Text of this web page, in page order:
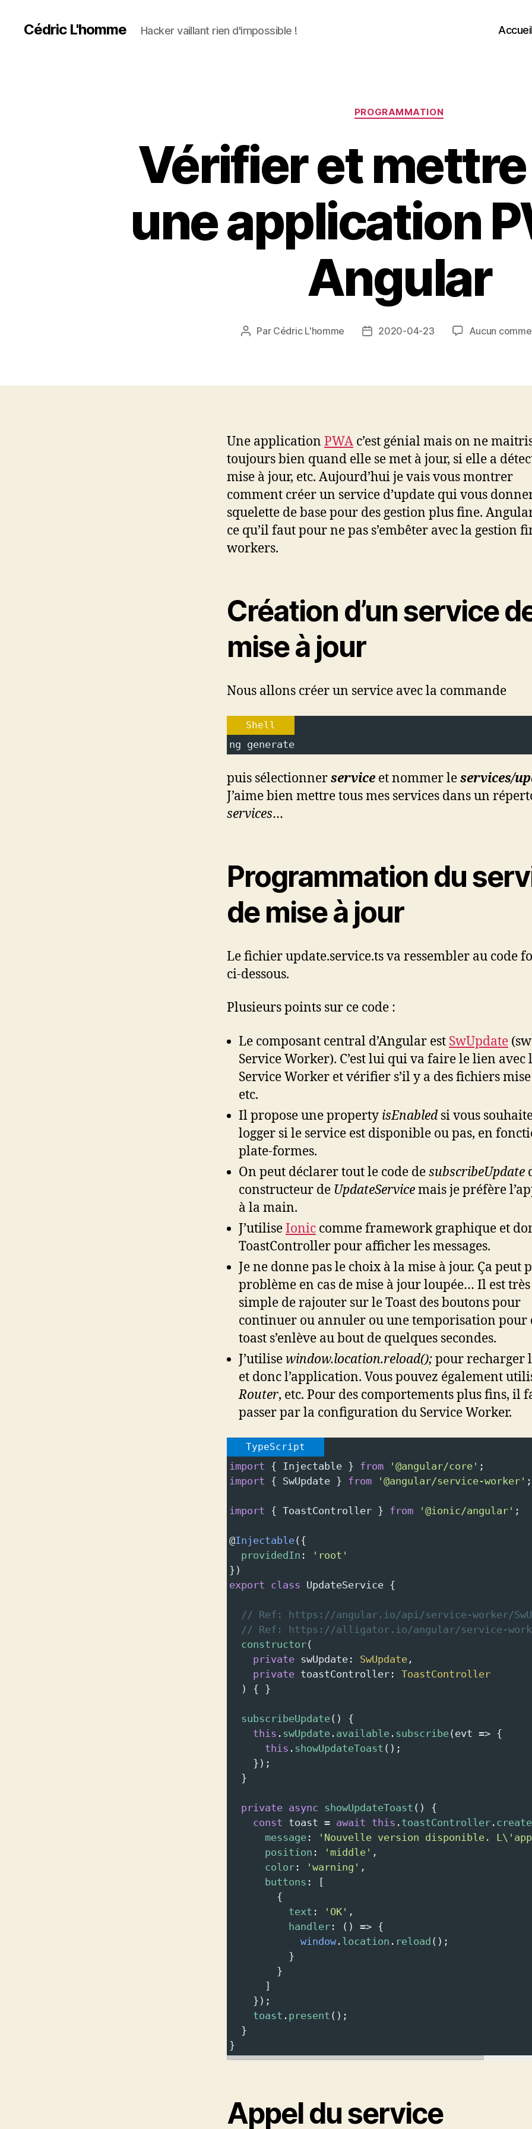
Cédric L'homme Hacker vaillant rien d'impossible ! Accueil
Catégories
PROGRAMMATION
Vérifier et
une application
Angular
Auteur
Par Cédric L'homme
Date2020-04-23 Aucun
Une application PWA c’est génial mais on ne
toujours bien quand elle se met à jour, si elle a
mise à jour, etc. Aujourd’hui je vais vous montrer
comment créer un service d’update qui vous
squelette de base pour des gestion plus fine.
ce qu’il faut pour ne pas s’embêter avec la gestion
workers.
Création d’un service
mise à jour
Nous allons créer un service avec la commande
Shell
ng generate
puis sélectionnerservice et nommer leservices/
J’aime bien mettre tous mes services dans un
services…
Programmation du
de mise à jour
Le fichier update.service.ts va ressembler au code
ci-dessous.
Plusieurs points sur ce code :
Le composant central d’Angular est SwUpdate
Service Worker). C’est lui qui va faire le lien avec
Service Worker et vérifier s’il y a des fichiers
etc.
Il propose une property isEnabledsi vous
logger si le service est disponible ou pas, en
plate-formes.
On peut déclarer tout le code desubscribeUpdate
constructeur de UpdateServicemais je préfère
à la main.
J’utiliseIonic comme framework graphique et
ToastController pour afficher les messages.
Je ne donne pas le choix à la mise à jour. Ça peut
problème en cas de mise à jour loupée… Il est très
simple de rajouter sur le Toast des boutons pour
continuer ou annuler ou une temporisation pour
toast s’enlève au bout de quelques secondes.
J’utilise window.location.reload();pour recharger
et donc l’application. Vous pouvez également
Router, etc. Pour des comportements plus fins, il
passer par la configuration du Service Worker.
TypeScript
import { Injectable } from '@angular/core' ;
import { SwUpdate } from '@angular/service-worker' ;
import { ToastController } from '@ionic/angular' ;
@Injectable({
providedIn :
'root'
})
export class UpdateService {
// Ref: https://angular.io/api/service-worker/
// Ref: https://alligator.io/angular/service-
constructor(
private swUpdate : SwUpdate ,
private toastController : ToastController
  ) { }
subscribeUpdate() {
this . swUpdate . available . subscribe( evt => {
this . showUpdateToast ();
    });
  }
private async showUpdateToast () {
const toast = await this . toastController . create
message : 'Nouvelle version disponible.
position : 'middle' ,
color : 'warning' ,
buttons : [
        {
text : 'OK' ,
handler : () => {
window . location . reload ();
          }
        }
      ]
    });
toast . present ();
  }
}
Appel du service